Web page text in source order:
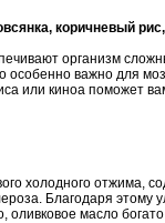
коричневый
организм
особенно важно для
или киноа поможет
холодного
Благодаря этому
оливковое масло